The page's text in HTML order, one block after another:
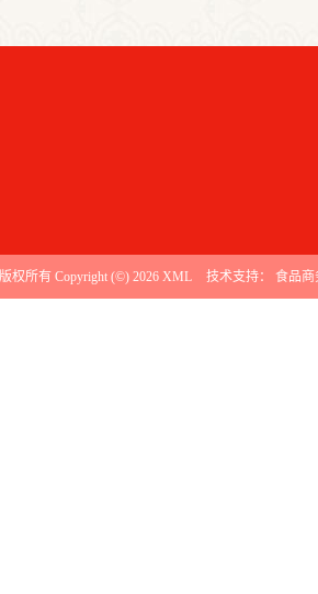
版权所有 Copyright (©) 2026 XML 技术支持： 食品商